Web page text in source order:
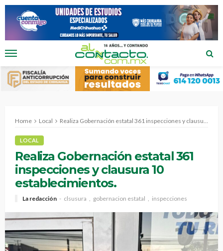
Home Local Realiza Gobernación estatal 361 inspecciones y clausura 10 establecimientos.
LOCAL
Realiza Gobernación estatal 361
inspecciones y clausura 10
establecimientos.
La redacción clsusura gobernacion estatal inspecciones